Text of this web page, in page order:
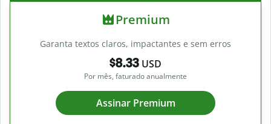
Premium
Garanta textos claros, impactantes e sem erros
$8.33 USD
Por mês, faturado anualmente
Assinar Premium